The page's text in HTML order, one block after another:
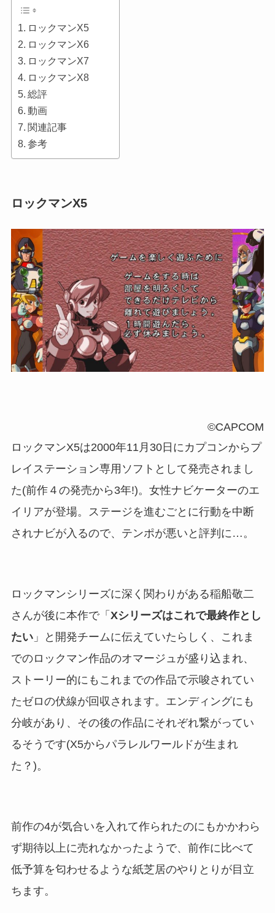
ロックマンX5
ロックマンX6
ロックマンX7
ロックマンX8
総評
動画
関連記事
参考
ロックマンX5
©CAPCOM
ロックマンX5は2000年11月30日にカプコンからプ
レイステーション専用ソフトとして発売されまし
た(前作４の発売から3年!)。女性ナビケーターのエ
イリアが登場。ステージを進むごとに行動を中断
されナビが入るので、テンポが悪いと評判に…。
ロックマンシリーズに深く関わりがある稲船敬二
さんが後に本作で「 Xシリーズはこれで最終作とし
たい」と開発チームに伝えていたらしく、これま
でのロックマン作品のオマージュが盛り込まれ、
ストーリー的にもこれまでの作品で示唆されてい
たゼロの伏線が回収されます。エンディングにも
分岐があり、その後の作品にそれぞれ繋がってい
るそうです(X5からパラレルワールドが生まれ
た？)。
前作の4が気合いを入れて作られたのにもかかわら
ず期待以上に売れなかったようで、前作に比べて
低予算を匂わせるような紙芝居のやりとりが目立
ちます。